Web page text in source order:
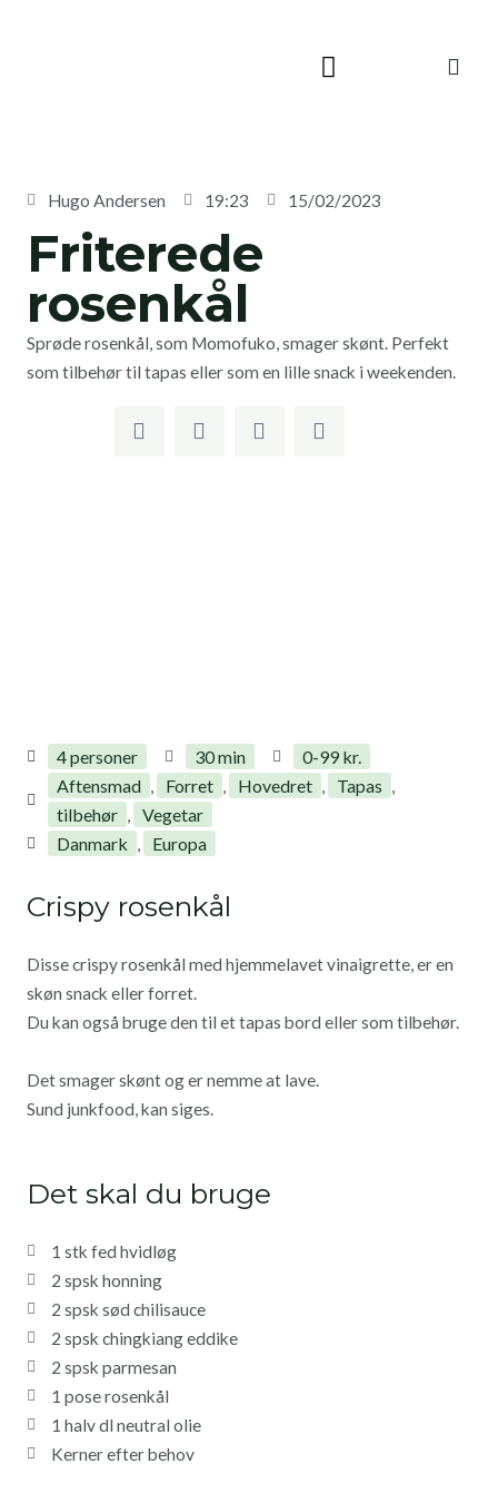
Hugo Andersen 19:23 15/02/2023
Friterede
rosenkål
Sprøde rosenkål, som Momofuko, smager skønt. Perfekt
som tilbehør til tapas eller som en lille snack i weekenden.
4 personer 30 min
0-99 kr.
Aftensmad , Forret , Hovedret , Tapas ,
tilbehør ,
Vegetar
Danmark , Europa
Crispy rosenkål
Disse crispy rosenkål med hjemmelavet vinaigrette, er en
skøn snack eller forret.
Du kan også bruge den til et tapas bord eller som tilbehør.
Det smager skønt og er nemme at lave.
Sund junkfood, kan siges.
Det skal du bruge
1 stk fed hvidløg
2 spsk honning
2 spsk sød chilisauce
2 spsk chingkiang eddike
2 spsk parmesan
1 pose rosenkål
1 halv dl neutral olie
Kerner efter behov